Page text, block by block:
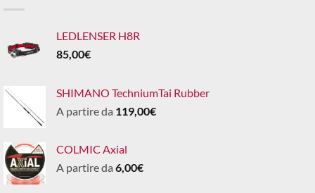
LEDLENSER H8R
85,00€
SHIMANO TechniumTai Rubber
A partire da 119,00€
COLMIC Axial
A partire da 6,00€